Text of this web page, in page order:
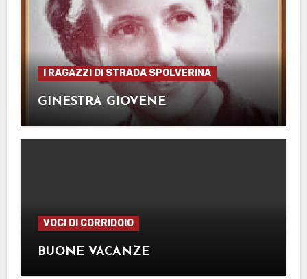
I RAGAZZI DI STRADA SPOLVERINA
GINESTRA GIOVENE
VOCI DI CORRIDOIO
BUONE VACANZE